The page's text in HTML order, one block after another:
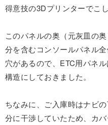
得意技の3Dプリンターでこ
このパネルの奥（元灰皿の
分を含むコンソールパネル
穴があるので、ETC用パネ
構造にしておきました。
ちなみに、ご入庫時はナビ
分に干渉していたため、カ